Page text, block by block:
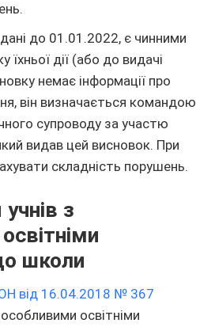
до 01.01.2022, є чинними
їхньої дії (або до видачі
немає інформації про
він визначається командою
супроводу за участю
видав цей висновок. При
складність порушень.
з
школи
від 16.04.2018 № 367
освітніми